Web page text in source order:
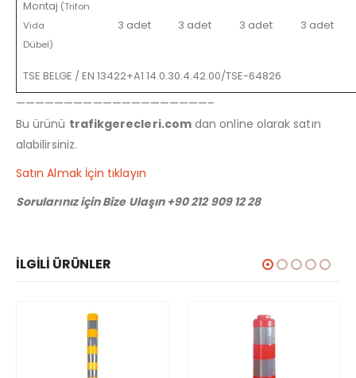
Montaj (Trifon
Vida
Dübel)
3 adet 3 adet 3 adet 3 adet
TSE BELGE / EN 13422+A1 14.0.30.4.42.00/TSE-64826
————————————————————–
Bu ürünü trafikgerecleri.comdan online olarak satın
alabilirsiniz.
Satın Almak İçin tıklayın
Sorularınız için Bize Ulaşın +90 212 909 12 28
İLGILI ÜRÜNLER